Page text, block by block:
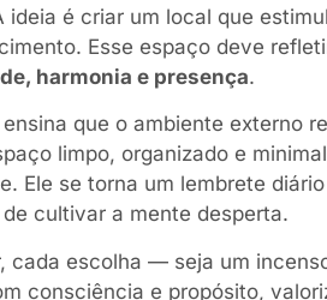
ideia é criar um local que
Esse espaço deve
harmonia e presença.
ensina que o ambiente externo
limpo, organizado e
Ele se torna um lembrete
cultivar a mente desperta.
cada escolha — seja um
consciência e propósito,